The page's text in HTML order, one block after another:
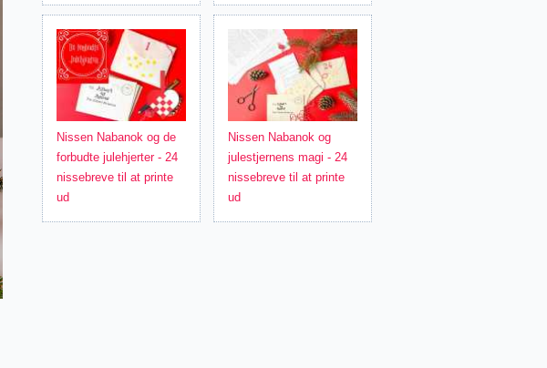
Nissen Nabanok og de
forbudte julehjerter - 24
nissebreve til at printe
ud
Nissen Nabanok og
julestjernens magi - 24
nissebreve til at printe
ud